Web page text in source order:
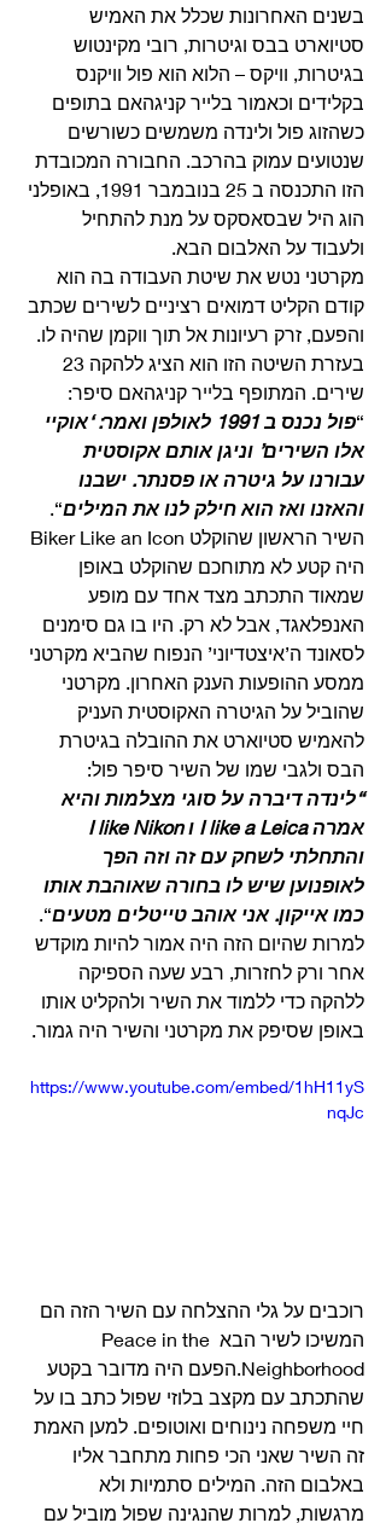
בשנים האחרונות שכלל את האמיש
סטיוארט בבס וגיטרות, רובי מקינטוש
בגיטרות, וויקס – הלוא הוא פול וויקנס
בקלידים וכאמור בלייר קניגהאם בתופים
כשהזוג פול ולינדה משמשים כשורשים
שנטועים עמוק בהרכב. החבורה המכובדת
הזו התכנסה ב 25 בנובמבר 1991, באופלני
הוג היל שבסאסקס על מנת להתחיל
ולעבוד על האלבום הבא.
מקרטני נטש את שיטת העבודה בה הוא
קודם הקליט דמואים רציניים לשירים שכתב
והפעם, זרק רעיונות אל תוך ווקמן שהיה לו.
שירים. המתופף בלייר קניגהאם סיפר:
“
פול נכנס ב 1991 לאולפן ואמר: ‘אוקיי
אלו השירים’ וניגן אותם אקוסטית
עבורנו על גיטרה או פסנתר. ישבנו
והאזנו ואז הוא חילק לנו את המילים“.
היה קטע לא מתוחכם שהוקלט באופן
שמאוד התכתב מצד אחד עם מופע
האנפלאגד, אבל לא רק. היו בו גם סימנים
לסאונד ה’איצטדיוני’ הנפוח שהביא מקרטני
ממסע ההופעות הענק האחרון. מקרטני
שהוביל על הגיטרה האקוסטית העניק
להאמיש סטיוארט את ההובלה בגיטרת
הבס ולגבי שמו של השיר סיפר פול:
“לינדה דיברה על סוגי מצלמות והיא
והתחלתי לשחק עם זה וזה הפך
לאופנוען שיש לו בחורה שאוהבת אותו
כמו אייקון. אני אוהב טייטלים מטעים“.
למרות שהיום הזה היה אמור להיות מוקדש
אחר ורק לחזרות, רבע שעה הספיקה
ללהקה כדי ללמוד את השיר ולהקליט אותו
באופן שסיפק את מקרטני והשיר היה גמור.
https://www.youtube.com/embed/1hH11yS
nqJc
רוכבים על גלי ההצלחה עם השיר הזה הם
המשיכו לשיר הבא Peace in the
Neighborhood.הפעם היה מדובר בקטע
שהתכתב עם מקצב בלוזי שפול כתב בו על
חיי משפחה נינוחים ואוטופים. למען האמת
זה השיר שאני הכי פחות מתחבר אליו
באלבום הזה. המילים סתמיות ולא
מרגשות, למרות שהנגינה שפול מוביל עם